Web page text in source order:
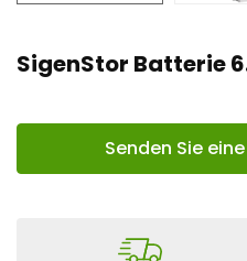
SigenStor Batterie
Senden Sie